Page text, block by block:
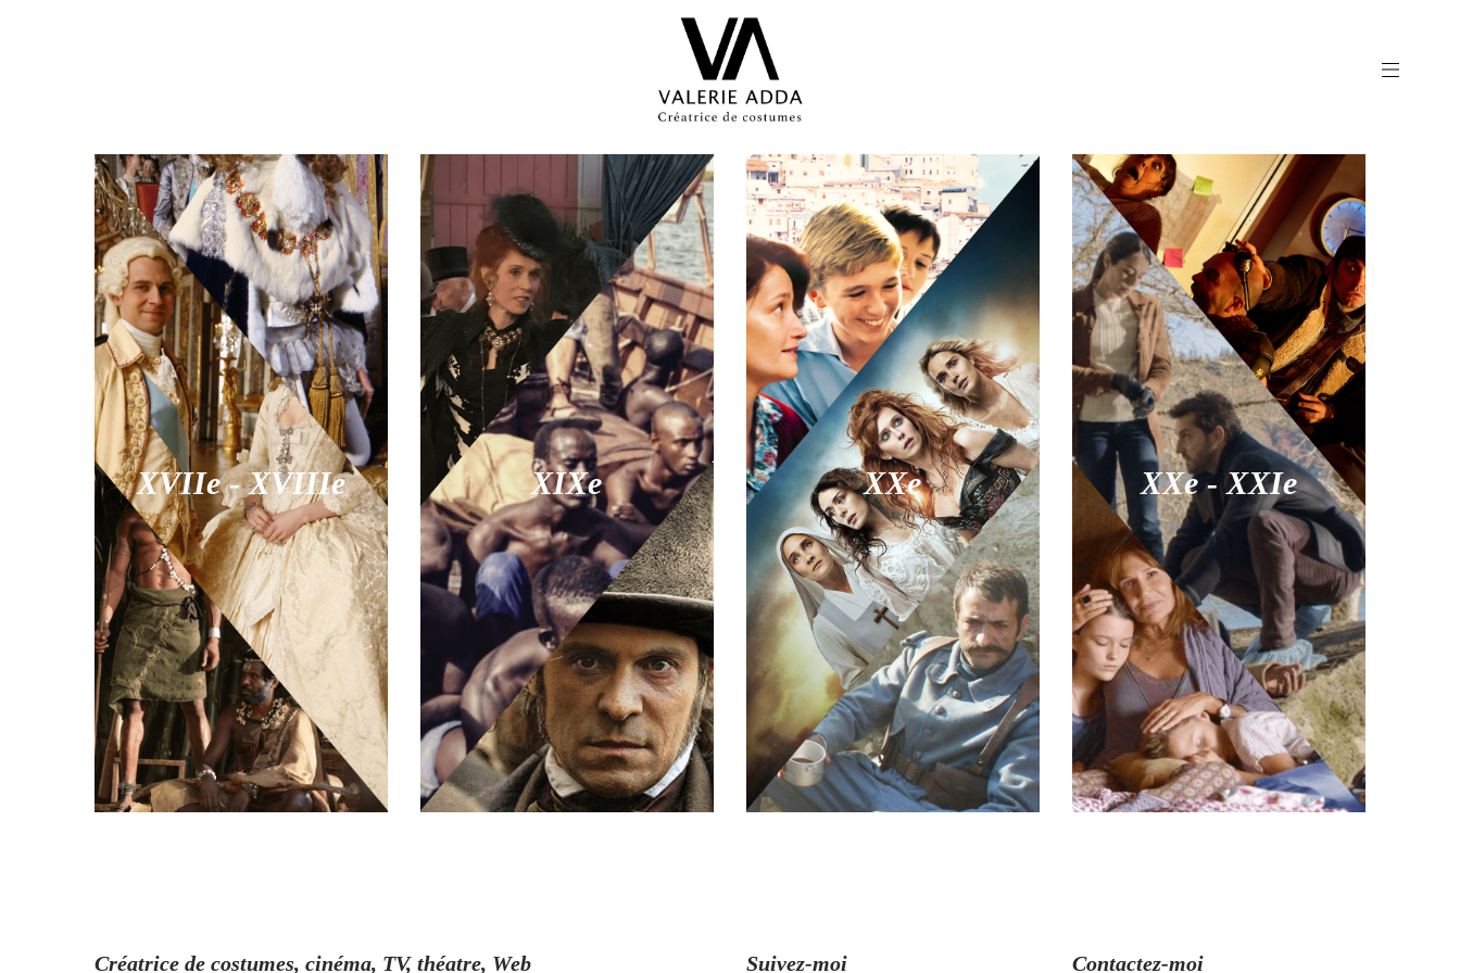
XVIIe - XVIIIe XIXe XXe XXe - XXIe
Créatrice de costumes, cinéma, TV, théatre, Web Suivez-moi Contactez-moi